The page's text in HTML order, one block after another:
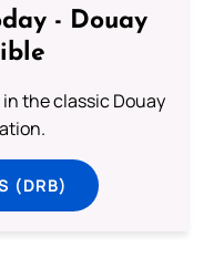
- Douay
the classic Douay
(DRB)